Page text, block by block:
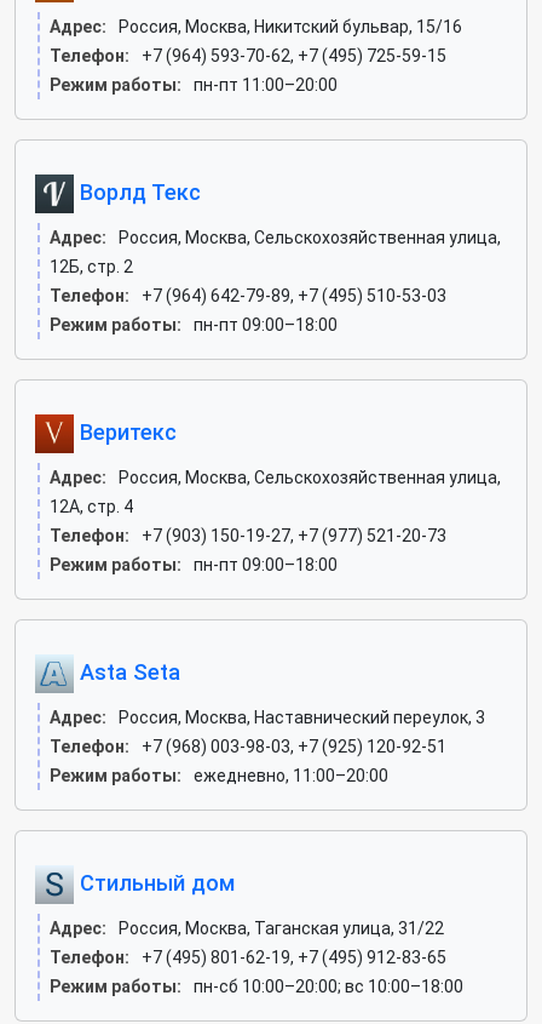
Адрес:
Россия, Москва, Никитский бульвар, 15/16
Телефон:
+7 (964) 593-70-62, +7 (495) 725-59-15
Режим работы:
пн-пт 11:00–20:00
Ворлд Текс
Адрес:
Россия, Москва, Сельскохозяйственная улица,
12Б, стр. 2
Телефон:
+7 (964) 642-79-89, +7 (495) 510-53-03
Режим работы:
пн-пт 09:00–18:00
Веритекс
Адрес:
Россия, Москва, Сельскохозяйственная улица,
12А, стр. 4
Телефон:
+7 (903) 150-19-27, +7 (977) 521-20-73
Режим работы:
пн-пт 09:00–18:00
Asta Seta
Адрес:
Россия, Москва, Наставнический переулок, 3
Телефон:
+7 (968) 003-98-03, +7 (925) 120-92-51
Режим работы:
ежедневно, 11:00–20:00
Стильный дом
Адрес:
Россия, Москва, Таганская улица, 31/22
Телефон:
+7 (495) 801-62-19, +7 (495) 912-83-65
Режим работы:
пн-сб 10:00–20:00; вс 10:00–18:00